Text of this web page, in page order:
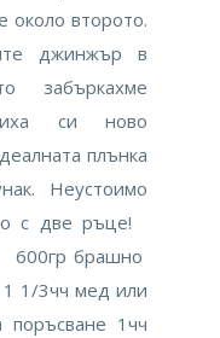
второто.
джинжър в
забъркахме
си ново
плънка
Неустоимо
с две ръце!
брашно
1/3чч мед или
поръсване 1чч